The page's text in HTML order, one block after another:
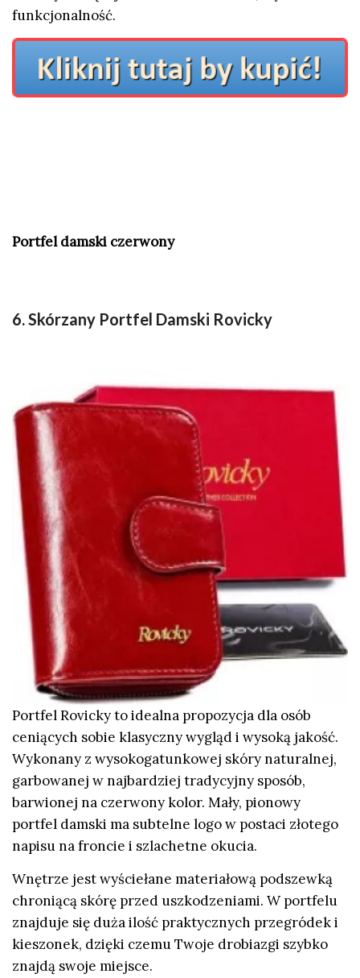
funkcjonalność.
Portfel damski czerwony
6. Skórzany Portfel Damski Rovicky
Portfel Rovicky to idealna propozycja dla osób
ceniących sobie klasyczny wygląd i wysoką jakość.
Wykonany z wysokogatunkowej skóry naturalnej,
garbowanej w najbardziej tradycyjny sposób,
barwionej na czerwony kolor. Mały, pionowy
portfel damski ma subtelne logo w postaci złotego
napisu na froncie i szlachetne okucia.
Wnętrze jest wyściełane materiałową podszewką
chroniącą skórę przed uszkodzeniami. W portfelu
znajduje się duża ilość praktycznych przegródek i
kieszonek, dzięki czemu Twoje drobiazgi szybko
znajdą swoje miejsce.